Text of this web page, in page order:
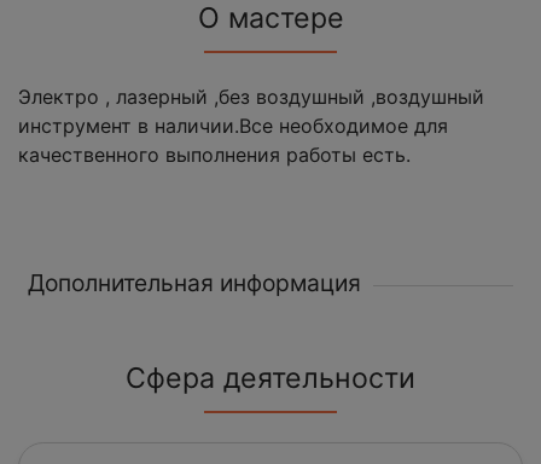
О мастере
Электро , лазерный ,без воздушный ,воздушный
инструмент в наличии.Все необходимое для
качественного выполнения работы есть.
Дополнительная информация
Сфера деятельности